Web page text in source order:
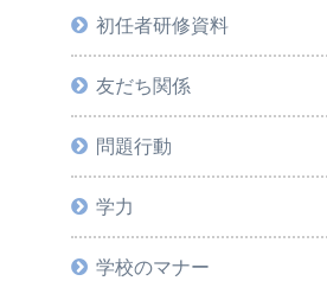
初任者研修資料
友だち関係
問題行動
学力
学校のマナー